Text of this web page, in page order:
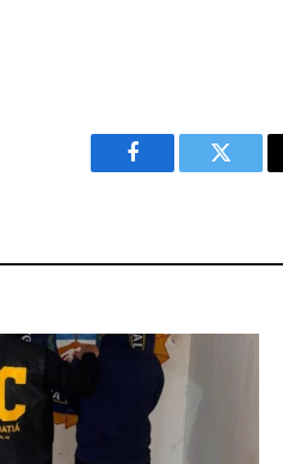
Facebook Twitter